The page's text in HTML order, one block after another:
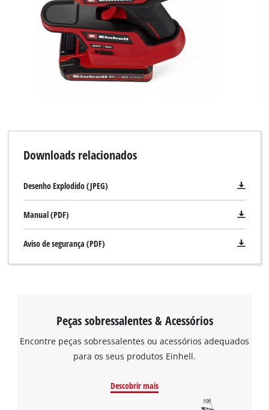
Downloads relacionados
Desenho Explodido (JPEG)
Manual (PDF)
Aviso de segurança (PDF)
Peças sobressalentes & Acessórios
Encontre peças sobressalentes ou acessórios adequados
para os seus produtos Einhell.
Descobrir mais